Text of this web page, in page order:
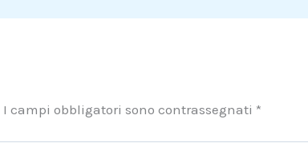
I campi obbligatori sono contrassegnati *